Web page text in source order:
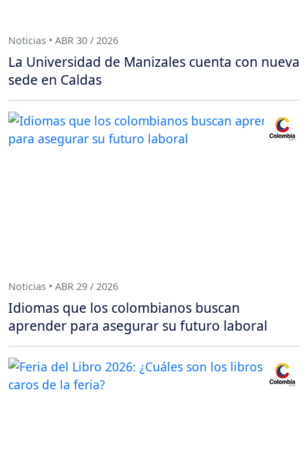
Noticias • ABR 30 / 2026
La Universidad de Manizales cuenta con nueva
sede en Caldas
Noticias • ABR 29 / 2026
Idiomas que los colombianos buscan
aprender para asegurar su futuro laboral